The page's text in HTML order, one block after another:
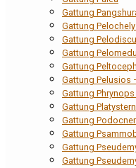
Gattung
Gattung
Gattung
Gattung
Gattung
Gattung Pelusios
Gattung
Gattung
Gattung
Gattung
Gattung
Gattung